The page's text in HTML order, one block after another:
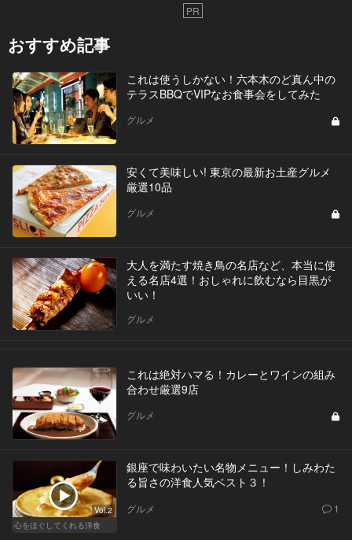
PR
おすすめ記事
これは使うしかない！六本木のど真ん中の
テラスBBQでVIPなお食事会をしてみた
グルメ
安くて美味しい! 東京の最新お土産グルメ
厳選10品
グルメ
大人を満たす焼き鳥の名店など、本当に使
える名店4選！おしゃれに飲むなら目黒が
いい！
グルメ
これは絶対ハマる！カレーとワインの組み
合わせ厳選9店
グルメ
Vol.2
心をほぐしてくれる洋食
銀座で味わいたい名物メニュー！しみわた
る旨さの洋食人気ベスト３！
グルメ 1